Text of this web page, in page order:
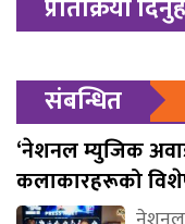
प्रतिक्रिया
संबन्धित
‘नेशनल म्युजिक
कलाकारहरूको